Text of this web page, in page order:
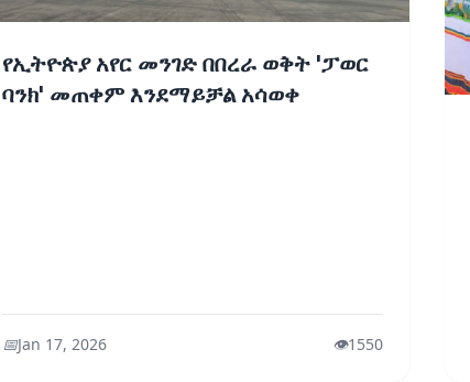
የኢትዮጵያ አየር መንገድ በበረራ ወቅት 'ፓወር
ባንክ' መጠቀም እንደማይቻል አሳወቀ
📅Jan 17, 2026 👁️1550